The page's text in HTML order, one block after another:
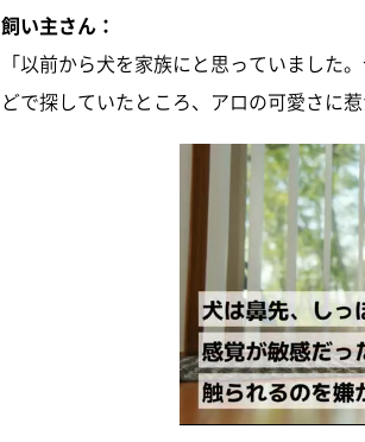
飼い主さん：
「以前から犬を家族にと思っていました
どで探していたところ、アロの可愛さに